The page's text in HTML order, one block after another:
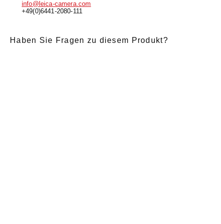
info@leica-camera.com
+49(0)6441-2080-111
Haben Sie Fragen zu diesem Produkt?